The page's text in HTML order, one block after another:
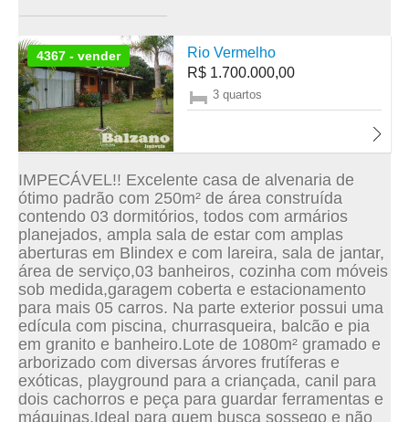
4367 - vender
Rio Vermelho
R$ 1.700.000,00
3 quartos
IMPECÁVEL!! Excelente casa de alvenaria de
ótimo padrão com 250m² de área construída
contendo 03 dormitórios, todos com armários
planejados, ampla sala de estar com amplas
aberturas em Blindex e com lareira, sala de jantar,
área de serviço,03 banheiros, cozinha com móveis
sob medida,garagem coberta e estacionamento
para mais 05 carros. Na parte exterior possui uma
edícula com piscina, churrasqueira, balcão e pia
em granito e banheiro.Lote de 1080m² gramado e
arborizado com diversas árvores frutíferas e
exóticas, playground para a criançada, canil para
dois cachorros e peça para guardar ferramentas e
máquinas.Ideal para quem busca sossego e não